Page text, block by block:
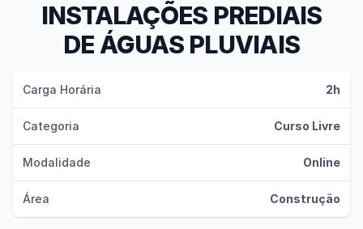
INSTALAÇÕES PREDIAIS
DE ÁGUAS PLUVIAIS
Carga Horária 2h
Categoria Curso Livre
Modalidade Online
Área Construção